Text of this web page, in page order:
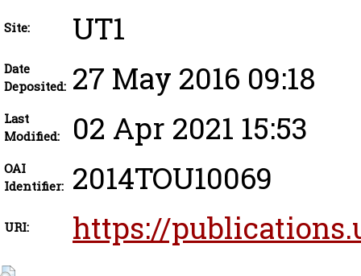
Site: UT1
Date
Deposited: 27 May 2016 09:18
Last
Modified:
02 Apr 2021 15:53
OAI
Identifier: 2014TOU10069
URI: https://